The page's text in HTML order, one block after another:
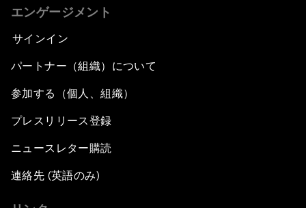
エンゲージメント
サインイン
パートナー（組織）について
参加する（個人、組織）
プレスリリース登録
ニュースレター購読
連絡先 (英語のみ)